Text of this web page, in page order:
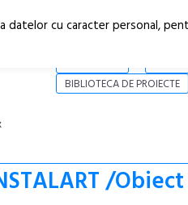
BIBLIOTECA DE PROIECTE
/
datelor cu caracter personal,